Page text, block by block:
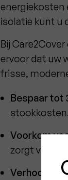
energiekosten
isolatie kunt u
Bij
ervoor dat uw
frisse,
Bespaar tot
Voorkom
zorgt voor
Verhoog de